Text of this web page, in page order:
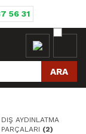
56 31
ARA
DIŞ AYDINLATMA
PARÇALARI (2)